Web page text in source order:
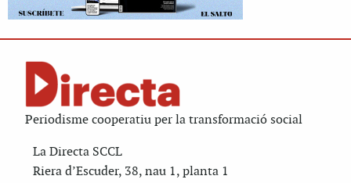
Periodisme cooperatiu per la transformació social
La Directa SCCL
Riera d’Escuder, 38, nau 1, planta 1